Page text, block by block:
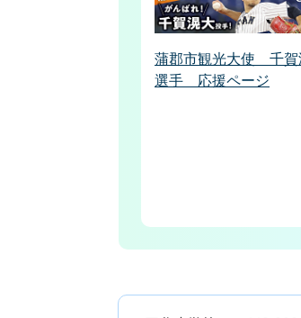
蒲郡市観光大使 千賀
選手 応援ページ